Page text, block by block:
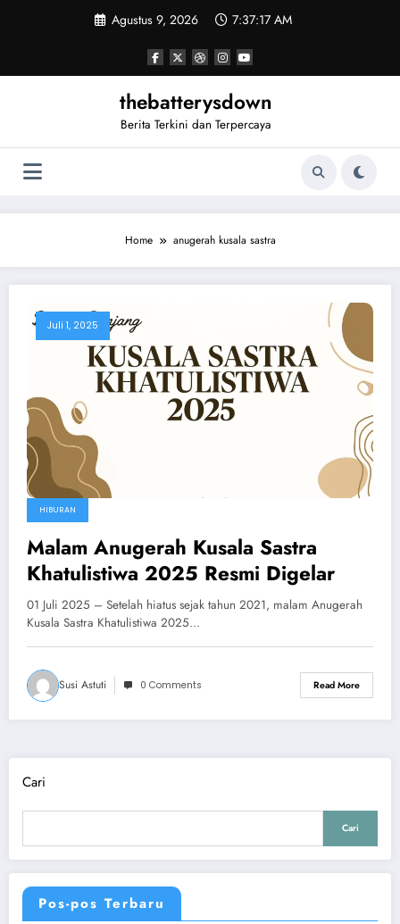
Agustus 9, 2026 7:37:17 AM
thebatterysdown
Berita Terkini dan Terpercaya
Home anugerah kusala sastra
Juli 1, 2025
HIBURAN
Malam Anugerah Kusala Sastra
Khatulistiwa 2025 Resmi Digelar
01 Juli 2025 – Setelah hiatus sejak tahun 2021, malam Anugerah
Kusala Sastra Khatulistiwa 2025…
Susi Astuti 0 Comments Read More
Cari
Cari
Pos-pos Terbaru